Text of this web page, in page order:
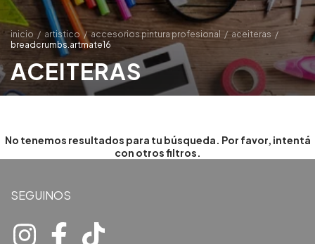
inicio / artistico / accesorios pintura profesional / aceiteras /
breadcrumbs.artmate16
ACEITERAS
No tenemos resultados para tu búsqueda. Por favor, intentá
con otros filtros.
SEGUINOS